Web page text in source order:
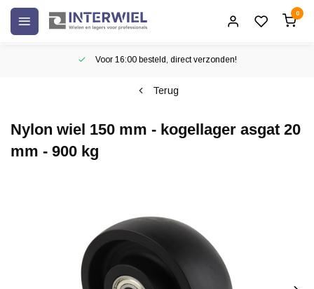
0
Voor 16:00 besteld, direct verzonden!
Terug
Nylon wiel 150 mm - kogellager asgat 20
mm - 900 kg